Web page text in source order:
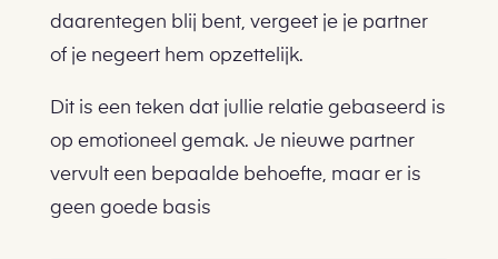
daarentegen blij bent, vergeet je je partner
of je negeert hem opzettelijk.
Dit is een teken dat jullie relatie gebaseerd is
op emotioneel gemak. Je nieuwe partner
vervult een bepaalde behoefte, maar er is
geen goede basis